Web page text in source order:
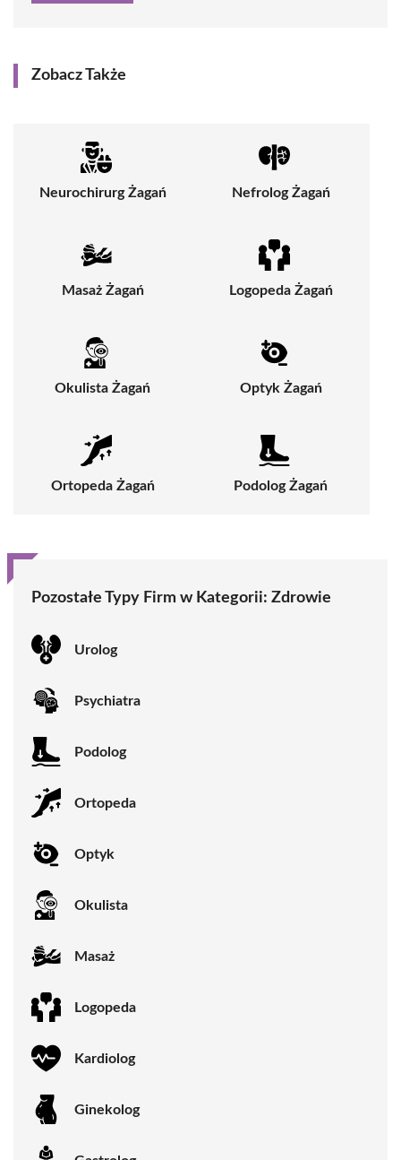
Zobacz Także
Neurochirurg Żagań Nefrolog Żagań
Masaż Żagań Logopeda Żagań
Okulista Żagań Optyk Żagań
Ortopeda Żagań Podolog Żagań
Pozostałe Typy Firm w Kategorii: Zdrowie
Urolog
Psychiatra
Podolog
Ortopeda
Optyk
Okulista
Masaż
Logopeda
Kardiolog
Ginekolog